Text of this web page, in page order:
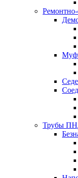
Ремонтно-
Трубы